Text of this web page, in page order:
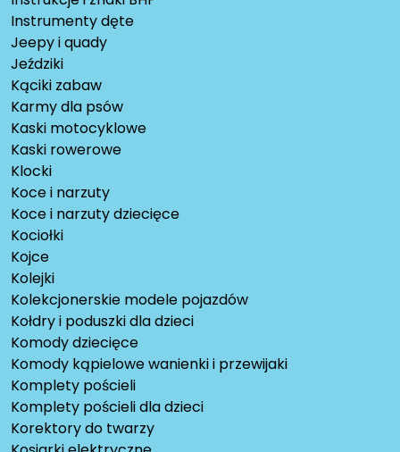
Instrumenty dęte
Jeepy i quady
Jeździki
Kąciki zabaw
Karmy dla psów
Kaski motocyklowe
Kaski rowerowe
Klocki
Koce i narzuty
Koce i narzuty dziecięce
Kociołki
Kojce
Kolejki
Kolekcjonerskie modele pojazdów
Kołdry i poduszki dla dzieci
Komody dziecięce
Komody kąpielowe wanienki i przewijaki
Komplety pościeli
Komplety pościeli dla dzieci
Korektory do twarzy